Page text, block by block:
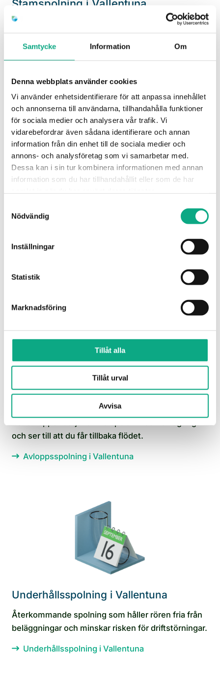
Samtycke Information Om
Denna webbplats använder cookies
Vi använder enhetsidentifierare för att anpassa innehållet
och annonserna till användarna, tillhandahålla funktioner
för sociala medier och analysera vår trafik. Vi
vidarebefordrar även sådana identifierare och annan
information från din enhet till de sociala medier och
annons- och analysföretag som vi samarbetar med.
Dessa kan i sin tur kombinera informationen med annan
information som du har tillhandahållit eller som de har
Nödvändig
Inställningar
Statistik
Marknadsföring
Tillåt alla
Tillåt urval
Avvisa
Stamspolning i Vallentuna
Spolning av stammar som återställer flödet i
systemet.
Avloppsservice i Vallentuna
vid stopp och åtgärder för stabilare drift.
Avloppsspolning i Vallentuna
och ser till att du får tillbaka flödet.
Avloppsspolning i Vallentuna
Underhållsspolning i Vallentuna
Återkommande spolning som håller rören fria från
beläggningar och minskar risken för driftstörningar.
Underhållsspolning i Vallentuna